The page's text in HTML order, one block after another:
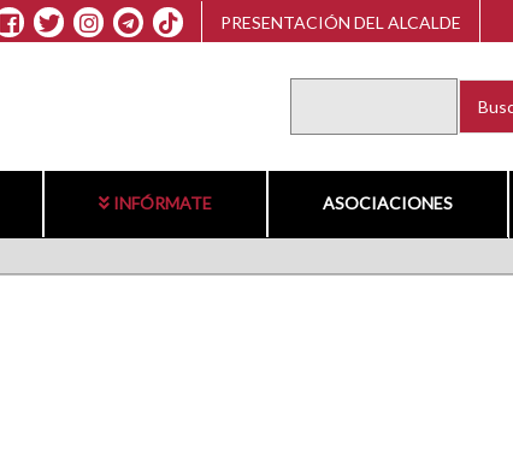
PRESENTACIÓN DEL ALCALDE
INFÓRMATE ASOCIACIONES